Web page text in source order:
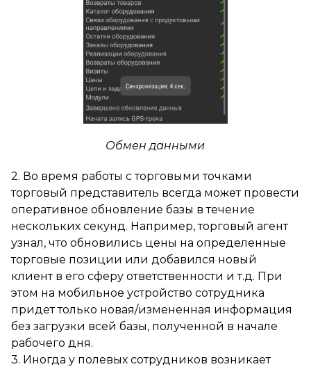
Обмен данными
2. Во время работы с торговыми точками
торговый представитель всегда может провести
оперативное обновление базы в течение
нескольких секунд. Например, торговый агент
узнал, что обновились цены на определенные
торговые позиции или добавился новый
клиент в его сферу ответственности и т.д. При
этом на мобильное устройство сотрудника
придет только новая/измененная информация
без загрузки всей базы, полученной в начале
рабочего дня.
3. Иногда у полевых сотрудников возникает